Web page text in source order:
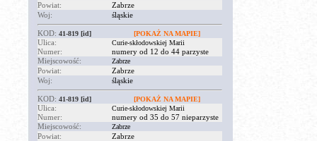
Powiat:
Zabrze
Woj:
śląskie
KOD: 41-819 [id] [POKAŻ NA MAPIE]
Ulica: Curie-skłodowskiej Marii
Numer:
numery od 12 do 44 parzyste
Miejscowość:
Zabrze
Powiat:
Zabrze
Woj:
śląskie
KOD: 41-819 [id] [POKAŻ NA MAPIE]
Ulica: Curie-skłodowskiej Marii
Numer:
numery od 35 do 57 nieparzyste
Miejscowość:
Zabrze
Powiat:
Zabrze